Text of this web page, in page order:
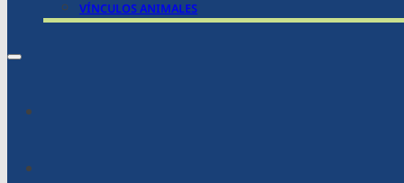
VÍNCULOS ANIMALES